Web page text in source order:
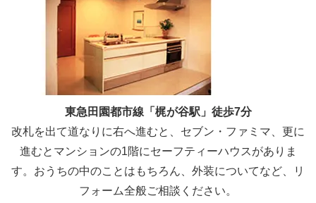
東急田園都市線「梶が谷駅」徒歩7分
改札を出て道なりに右へ進むと、セブン・ファミマ、更に
進むとマンションの1階にセーフティーハウスがありま
す。おうちの中のことはもちろん、外装についてなど、リ
フォーム全般ご相談ください。